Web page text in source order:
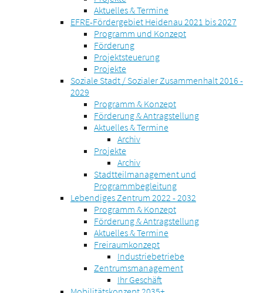
Aktuelles & Termine
EFRE-Fördergebiet Heidenau 2021 bis 2027
Programm und Konzept
Förderung
Projektsteuerung
Projekte
Soziale Stadt / Sozialer Zusammenhalt 2016 -
2029
Programm & Konzept
Förderung & Antragstellung
Aktuelles & Termine
Archiv
Projekte
Archiv
Stadtteilmanagement und
Programmbegleitung
Lebendiges Zentrum 2022 - 2032
Programm & Konzept
Förderung & Antragstellung
Aktuelles & Termine
Freiraumkonzept
Industriebetriebe
Zentrumsmanagement
Ihr Geschäft